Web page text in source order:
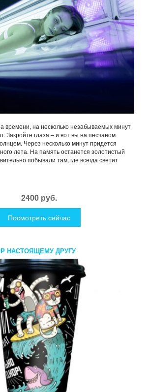
времени, на несколько незабываемых минут
Закройте глаза – и вот вы на песчаном
Через несколько минут придется
лета. На память останется золотистый
побывали там, где всегда светит
2400 руб.
Посмотреть сейчас
НАСТОЯЩЕМУ ДРУГУ